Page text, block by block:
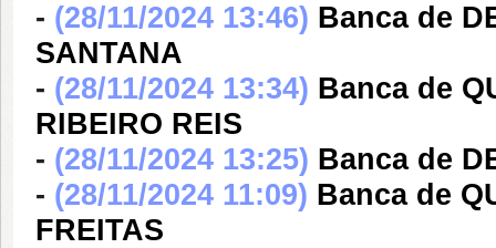
- (28/11/2024 13:46) Banca de
SANTANA
- (28/11/2024 13:34) Banca de
RIBEIRO REIS
- (28/11/2024 13:25) Banca de
- (28/11/2024 11:09) Banca de
FREITAS